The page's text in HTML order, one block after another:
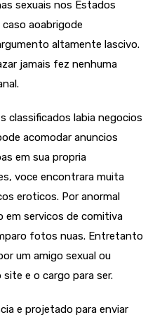
sexuais nos Estados
aoabrigode
altamente lascivo.
jamais fez nenhuma
classificados labia negocios
acomodar anuncios
em sua propria
voce encontrara muita
eroticos. Por anormal
em servicos de comitiva
fotos nuas. Entretanto
um amigo sexual ou
e o cargo para ser.
e projetado para enviar